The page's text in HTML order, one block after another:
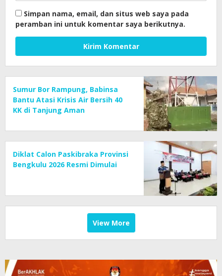
Simpan nama, email, dan situs web saya pada
peramban ini untuk komentar saya berikutnya.
Sumur Bor Rampung, Babinsa
Bantu Atasi Krisis Air Bersih 40
KK di Tanjung Aman
Diklat Calon Paskibraka Provinsi
Bengkulu 2026 Resmi Dimulai
View More